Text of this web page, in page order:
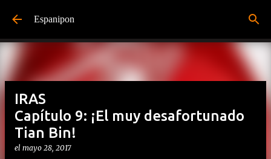
Espanipon
IRAS
Capítulo 9: ¡El muy desafortunado
Tian Bin!
el mayo 28, 2017